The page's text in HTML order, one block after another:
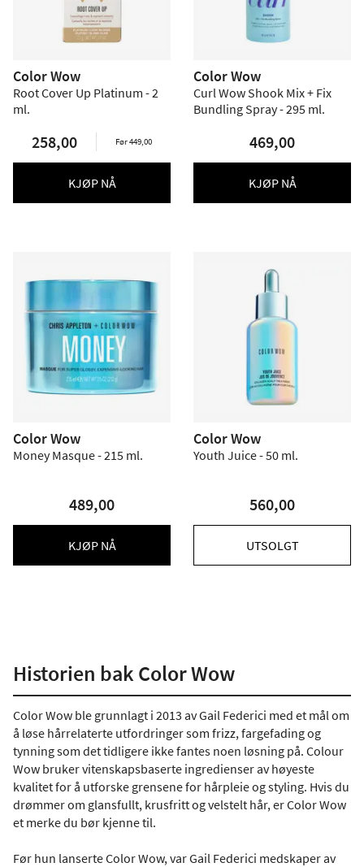
Color Wow
Root Cover Up Platinum - 2
ml.
258,00 Før 449,00
KJØP NÅ
Color Wow
Curl Wow Shook Mix + Fix
Bundling Spray - 295 ml.
469,00
KJØP NÅ
Color Wow
Money Masque - 215 ml.
489,00
KJØP NÅ
Color Wow
Youth Juice - 50 ml.
560,00
UTSOLGT
Historien bak Color Wow
Color Wow ble grunnlagt i 2013 av Gail Federici med et mål om
å løse hårrelaterte utfordringer som frizz, fargefading og
tynning som det tidligere ikke fantes noen løsning på. Colour
Wow bruker vitenskapsbaserte ingredienser av høyeste
kvalitet for å utforske grensene for hårpleie og styling. Hvis du
drømmer om glansfullt, krusfritt og velstelt hår, er Color Wow
et merke du bør kjenne til.
Før hun lanserte Color Wow, var Gail Federici medskaper av